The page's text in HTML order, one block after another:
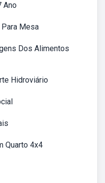
Ano
Mesa
Dos Alimentos
Hidroviário
Quarto 4x4